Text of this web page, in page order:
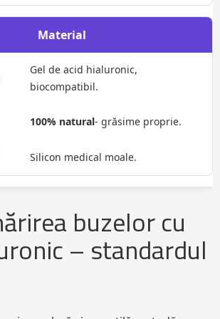
Material
Gel de acid hialuronic,
biocompatibil.
100% natural- grăsime proprie.
Silicon medical moale.
buzelor cu
– standardul